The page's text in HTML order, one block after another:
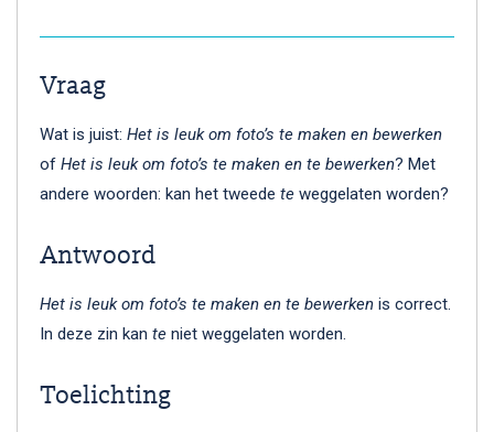
Vraag
Wat is juist: Het is leuk om foto’s te maken en bewerken
of Het is leuk om foto’s te maken en te bewerken? Met
andere woorden: kan het tweede te weggelaten worden?
Antwoord
Het is leuk om foto’s te maken en te bewerken is correct.
In deze zin kan te niet weggelaten worden.
Toelichting